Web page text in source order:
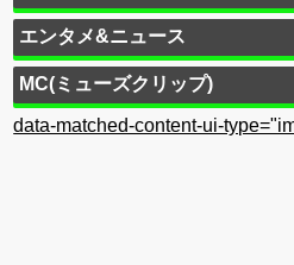
エンタメ&ニュース
MC(ミューズクリップ)
data-matched-content-ui-